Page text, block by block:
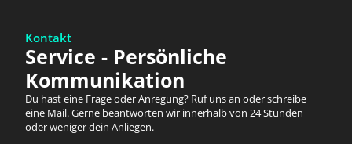
Kontakt
Service - Persönliche
Kommunikation
Du hast eine Frage oder Anregung? Ruf uns an oder schreibe
eine Mail. Gerne beantworten wir innerhalb von 24 Stunden
oder weniger dein Anliegen.